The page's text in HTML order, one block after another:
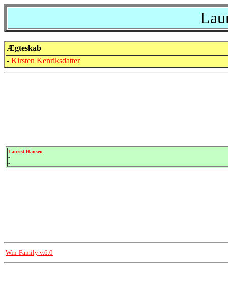
Ægteskab
- Kirsten Kenriksdatter
Laurist Hansen
-
-
Win-Family v.6.0